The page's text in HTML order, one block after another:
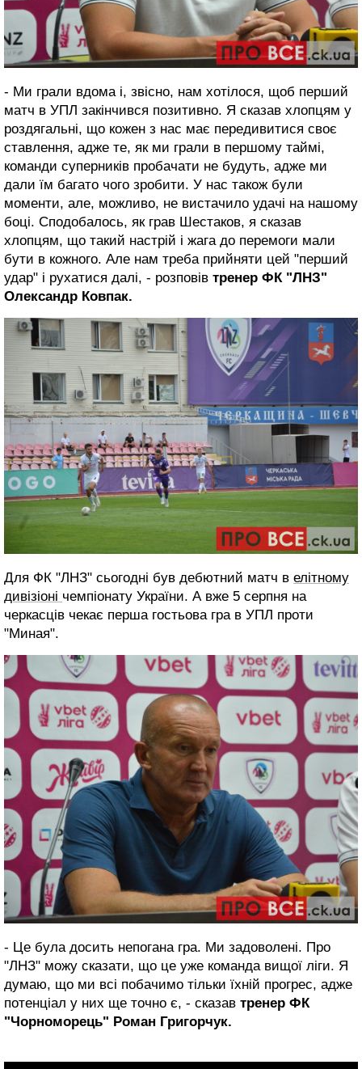
- Ми грали вдома і, звісно, нам хотілося, щоб перший
матч в УПЛ закінчився позитивно. Я сказав хлопцям у
роздягальні, що кожен з нас має передивитися своє
ставлення, адже те, як ми грали в першому таймі,
команди суперників пробачати не будуть, адже ми
дали їм багато чого зробити. У нас також були
моменти, але, можливо, не вистачило удачі на нашому
боці. Сподобалось, як грав Шестаков, я сказав
хлопцям, що такий настрій і жага до перемоги мали
бути в кожного. Але нам треба прийняти цей "перший
удар" і рухатися далі, - розповів тренер ФК "ЛНЗ"
Олександр Ковпак.
Для ФК "ЛНЗ" сьогодні був дебютний матч в елітному
дивізіоні чемпіонату України. А вже 5 серпня на
черкасців чекає перша гостьова гра в УПЛ проти
"Миная".
- Це була досить непогана гра. Ми задоволені. Про
"ЛНЗ" можу сказати, що це уже команда вищої ліги. Я
думаю, що ми всі побачимо тільки їхній прогрес, адже
потенціал у них ще точно є, - сказав тренер ФК
"Чорноморець" Роман Григорчук.